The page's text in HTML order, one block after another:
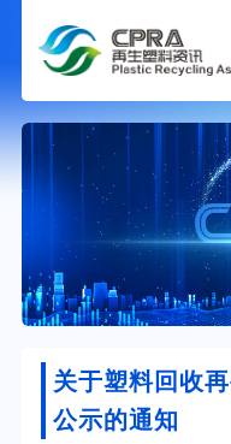
关于塑料回收
公示的通知